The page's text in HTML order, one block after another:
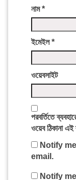
নাম*
ইমেইল*
ওয়েবসাইট
পরবর্তিতে
ওয়েব ঠিকানা
Notify
email.
Notify